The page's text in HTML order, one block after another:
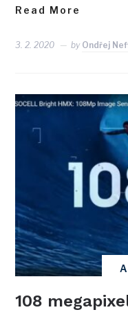
Read More
3. 2. 2020 by Ondřej
108